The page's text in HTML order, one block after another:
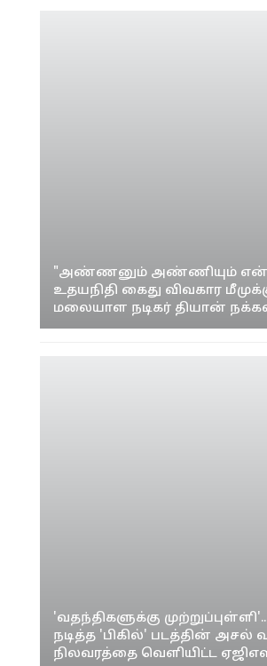
"அண்ணனும் அண்ணியும் என்
உதயநிதி கைது விவகார
மலையாள நடிகர் தியான் நக்கல்
'வதந்திகளுக்கு
நடித்த 'பிகில்' படத்தின் அசல்